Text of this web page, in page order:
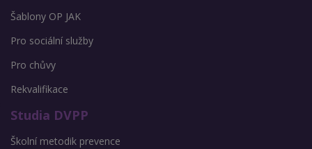
Šablony OP JAK
Pro sociální služby
Pro chůvy
Rekvalifikace
Studia DVPP
Školní metodik prevence